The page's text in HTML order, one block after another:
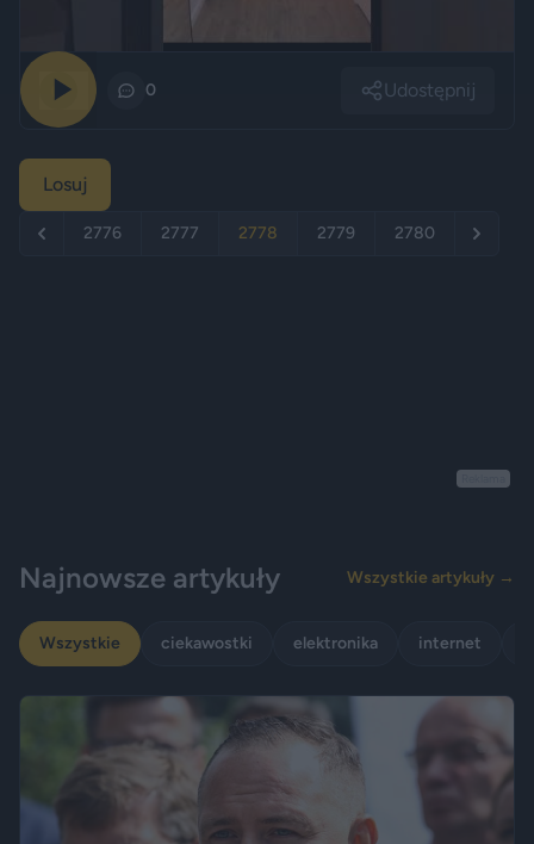
0 Udostępnij
Losuj
2776 2777 2778 2779 2780
Najnowsze artykuły Wszystkie artykuły →
Wszystkie ciekawostki elektronika internet